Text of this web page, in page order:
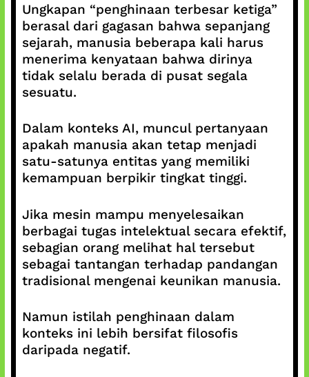
Ungkapan “penghinaan terbesar ketiga”
berasal dari gagasan bahwa sepanjang
sejarah, manusia beberapa kali harus
menerima kenyataan bahwa dirinya
tidak selalu berada di pusat segala
sesuatu.
Dalam konteks AI, muncul pertanyaan
apakah manusia akan tetap menjadi
satu-satunya entitas yang memiliki
kemampuan berpikir tingkat tinggi.
Jika mesin mampu menyelesaikan
berbagai tugas intelektual secara efektif,
sebagian orang melihat hal tersebut
sebagai tantangan terhadap pandangan
tradisional mengenai keunikan manusia.
Namun istilah penghinaan dalam
konteks ini lebih bersifat filosofis
daripada negatif.